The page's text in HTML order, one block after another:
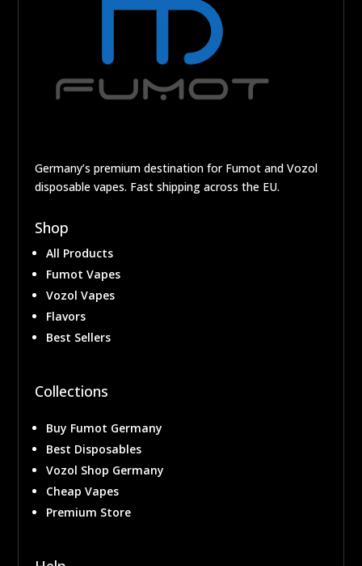
Germany’s premium destination for Fumot and Vozol
disposable vapes. Fast shipping across the EU.
Shop
All Products
Fumot Vapes
Vozol Vapes
Flavors
Best Sellers
Collections
Buy Fumot Germany
Best Disposables
Vozol Shop Germany
Cheap Vapes
Premium Store